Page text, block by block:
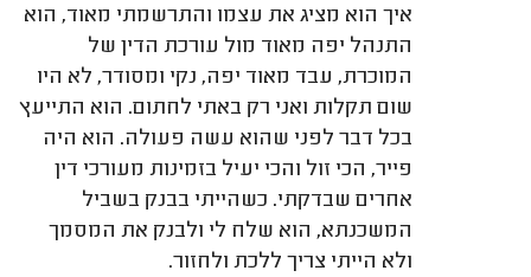
איך הוא מציג את עצמו והתרשמתי מאוד, הוא
התנהל יפה מאוד מול עורכת הדין של
המוכרת, עבד מאוד יפה, נקי ומסודר, לא היו
שום תקלות ואני רק באתי לחתום. הוא התייעץ
בכל דבר לפני שהוא עשה פעולה. הוא היה
פייר, הכי זול והכי יעיל בזמינות מעורכי דין
אחרים שבדקתי. כשהייתי בבנק בשביל
המשכנתא, הוא שלח לי ולבנק את המסמך
ולא הייתי צריך ללכת ולחזור.